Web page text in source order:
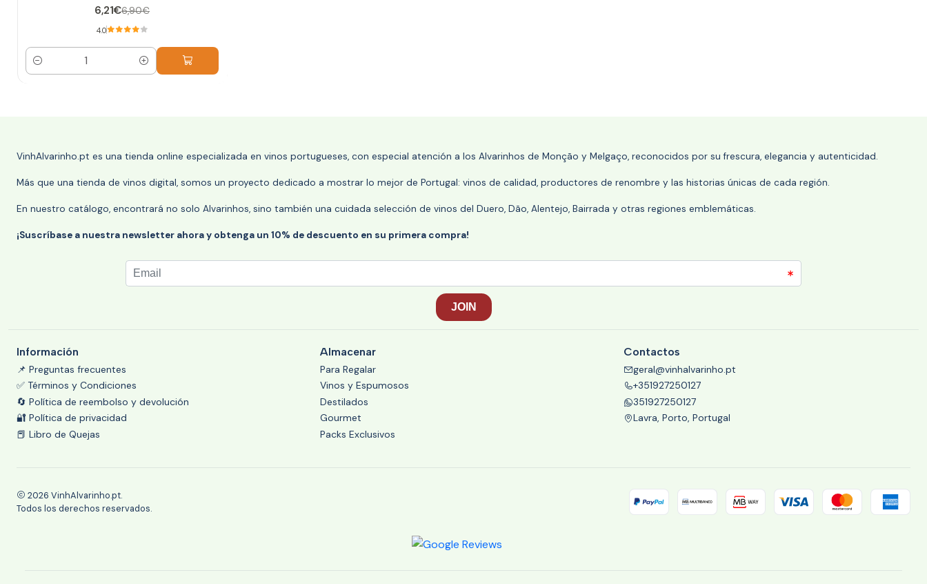
6,21€6,90€
4.0
Cantidad
VinhAlvarinho.pt es una tienda online especializada en vinos portugueses, con especial atención a los Alvarinhos de Monção y Melgaço, reconocidos por su frescura, elegancia y autenticidad.
Más que una tienda de vinos digital, somos un proyecto dedicado a mostrar lo mejor de Portugal: vinos de calidad, productores de renombre y las historias únicas de cada región.
En nuestro catálogo, encontrará no solo Alvarinhos, sino también una cuidada selección de vinos del Duero, Dão, Alentejo, Bairrada y otras regiones emblemáticas.
¡Suscríbase a nuestra newsletter ahora y obtenga un 10% de descuento en su primera compra!
Información
📌 Preguntas frecuentes
✅ Términos y Condiciones
🔄 Política de reembolso y devolución
🔐 Política de privacidad
📕 Libro de Quejas
Almacenar
Para Regalar
Vinos y Espumosos
Destilados
Gourmet
Packs Exclusivos
Contactos
geral@vinhalvarinho.pt
+351927250127
351927250127
Lavra, Porto, Portugal
2026 VinhAlvarinho.pt.
Todos los derechos reservados.